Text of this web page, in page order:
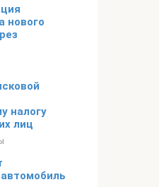
нового
налогу
лиц